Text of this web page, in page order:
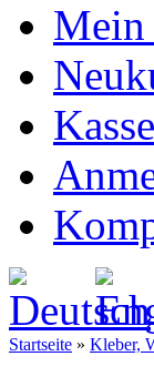
Kasse
Startseite » Kleber,